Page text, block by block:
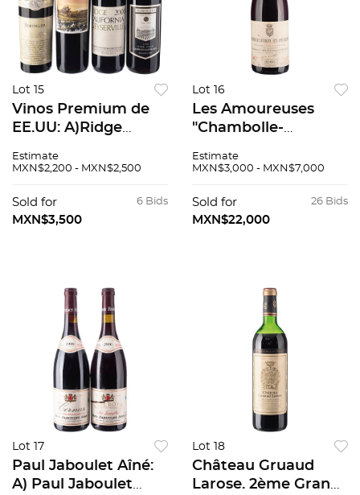
Lot 15
Vinos Premium de
EE.UU: A)Ridge
B)Pedroncelli1998.
Ranch2000.
D)Rancho
Estimate
MXN$2,200 - MXN$2,500
6 Bids
Sold for
MXN$3,500
Lot 16
Les Amoureuses
"Chambolle-
Cru Cosecha: 2005
Francia Nivel: a 1.2
cm 96 / 100
Estimate
MXN$3,000 - MXN$7,000
26 Bids
Sold for
MXN$22,000
Lot 17
Paul Jaboulet Aîné:
A) Paul Jaboulet
Lot 18
Château Gruaud
Larose. 2ème Grand